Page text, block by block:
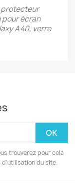
protecteur
pour écran
A40, verre
trouverez pour cela
du site.